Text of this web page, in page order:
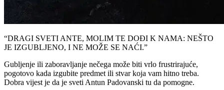
“DRAGI SVETI ANTE, MOLIM TE DOĐI K NAMA: NEŠTO
JE IZGUBLJENO, I NE MOŽE SE NAĆI.”​
Gubljenje ili zaboravljanje nečega može biti vrlo frustrirajuće,
pogotovo kada izgubite predmet ili stvar koja vam hitno treba.
Dobra vijest je da je sveti Antun Padovanski tu da pomogne.